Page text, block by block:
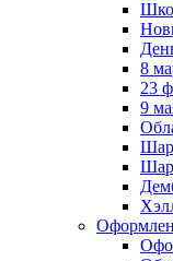
8
23
9